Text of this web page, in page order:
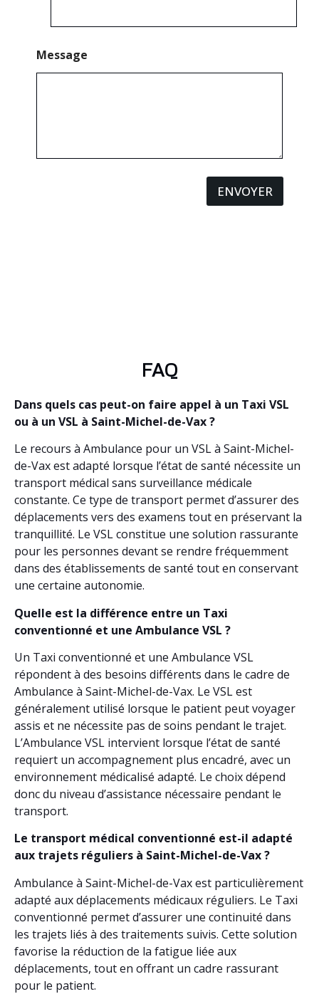
Message
ENVOYER
FAQ
Dans quels cas peut-on faire appel à un Taxi VSL
ou à un VSL à Saint-Michel-de-Vax ?
Le recours à Ambulance pour un VSL à Saint-Michel-
de-Vax est adapté lorsque l’état de santé nécessite un
transport médical sans surveillance médicale
constante. Ce type de transport permet d’assurer des
déplacements vers des examens tout en préservant la
tranquillité. Le VSL constitue une solution rassurante
pour les personnes devant se rendre fréquemment
dans des établissements de santé tout en conservant
une certaine autonomie.
Quelle est la différence entre un Taxi
conventionné et une Ambulance VSL ?
Un Taxi conventionné et une Ambulance VSL
répondent à des besoins différents dans le cadre de
Ambulance à Saint-Michel-de-Vax. Le VSL est
généralement utilisé lorsque le patient peut voyager
assis et ne nécessite pas de soins pendant le trajet.
L’Ambulance VSL intervient lorsque l’état de santé
requiert un accompagnement plus encadré, avec un
environnement médicalisé adapté. Le choix dépend
donc du niveau d’assistance nécessaire pendant le
transport.
Le transport médical conventionné est-il adapté
aux trajets réguliers à Saint-Michel-de-Vax ?
Ambulance à Saint-Michel-de-Vax est particulièrement
adapté aux déplacements médicaux réguliers. Le Taxi
conventionné permet d’assurer une continuité dans
les trajets liés à des traitements suivis. Cette solution
favorise la réduction de la fatigue liée aux
déplacements, tout en offrant un cadre rassurant
pour le patient.